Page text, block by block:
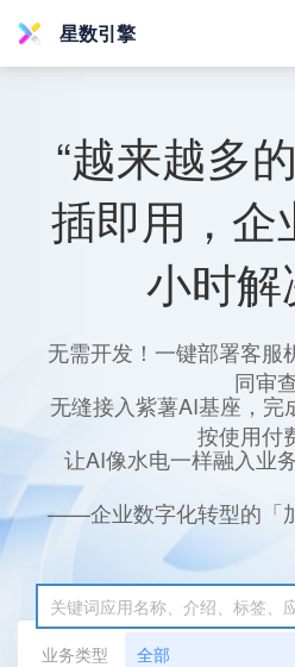
星数引擎
“越来越多
插即用，企
小时解
无需开发！一键部署客服
同审
无缝接入紫薯AI基座，完
按使用付
让AI像水电一样融入业
——企业数字化转型的「
业务类型
全部